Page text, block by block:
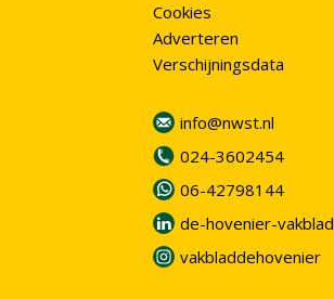
Cookies
Adverteren
Verschijningsdata
info@nwst.nl
024-3602454
06-42798144
de-hovenier-vakblad
vakbladdehovenier